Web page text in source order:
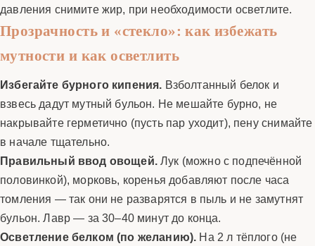
давления снимите жир, при необходимости осветлите.
Прозрачность и «стекло»: как избежать
мутности и как осветлить
Избегайте бурного кипения. Взболтанный белок и
взвесь дадут мутный бульон. Не мешайте бурно, не
накрывайте герметично (пусть пар уходит), пену снимайте
в начале тщательно.
Правильный ввод овощей.Лук (можно с подпечённой
половинкой), морковь, коренья добавляют после часа
томления — так они не разварятся в пыль и не замутнят
бульон. Лавр — за 30–40 минут до конца.
Осветление белком (по желанию). На 2 л тёплого (не